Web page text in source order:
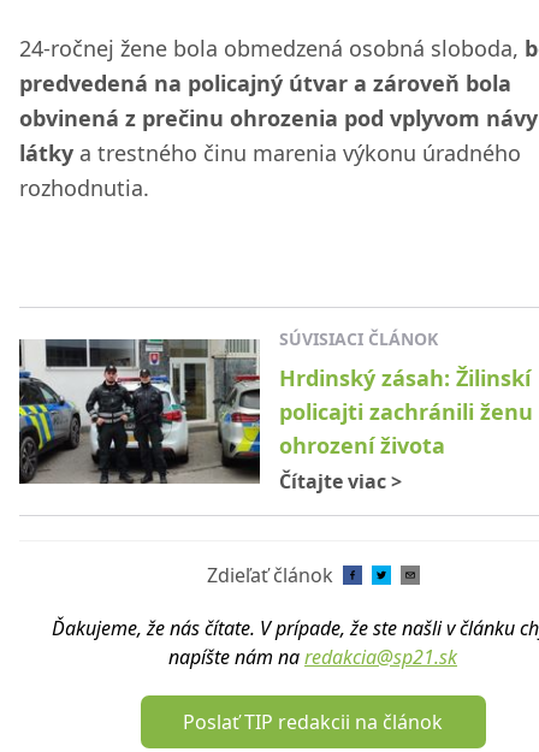
24-ročnej žene bola obmedzená osobná sloboda,
predvedená na policajný útvar a zároveň bola
obvinená z prečinu ohrozenia pod vplyvom
látky a trestného činu marenia výkonu úradného
rozhodnutia.
SÚVISIACI ČLÁNOK
Hrdinský zásah: Žilinskí
policajti zachránili ženu
ohrození života
Čítajte viac>
Zdieľať článok
Ďakujeme, že nás čítate. V prípade, že ste našli v článku
napíšte nám naredakcia@sp21.sk
Poslať TIP redakcii na článok